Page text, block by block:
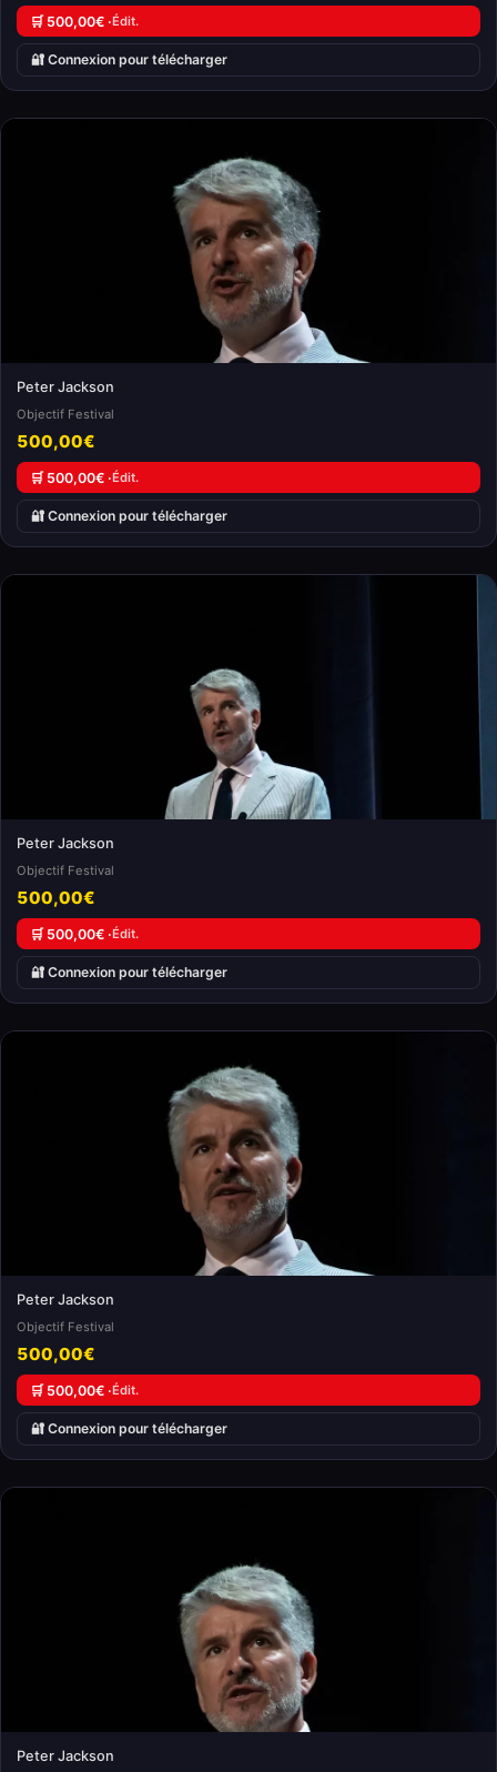
🛒 500,00€ ·Édit.
🔐 Connexion pour télécharger
Peter Jackson
Objectif Festival
500,00€
🛒 500,00€ ·Édit.
🔐 Connexion pour télécharger
Peter Jackson
Objectif Festival
500,00€
🛒 500,00€ ·Édit.
🔐 Connexion pour télécharger
Peter Jackson
Objectif Festival
500,00€
🛒 500,00€ ·Édit.
🔐 Connexion pour télécharger
Peter Jackson